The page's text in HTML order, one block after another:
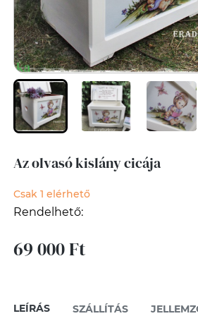
Az olvasó kislány cicája
Csak 1 elérhető
Rendelhető:
69 000 Ft
LEÍRÁS SZÁLLÍTÁS